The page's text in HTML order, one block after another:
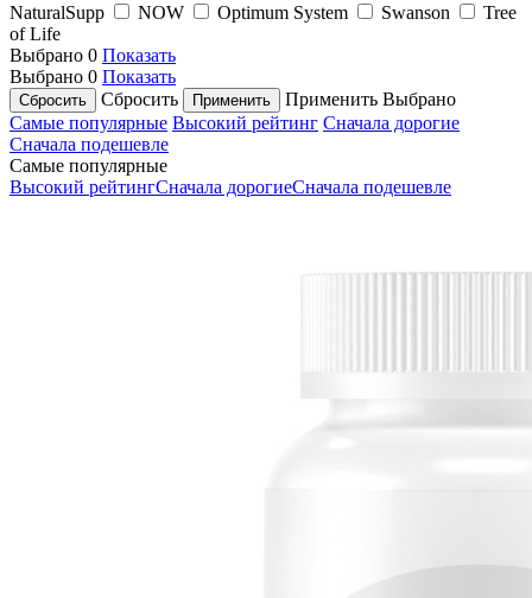
NaturalSupp
NOW Optimum System Swanson
Tree
of Life
Выбрано 0 Показать
Выбрано 0 Показать
Сбросить
Применить Выбрано
Самые популярные Высокий рейтинг Сначала дорогие
Сначала подешевле
Самые популярные
Высокий рейтингСначала дорогиеСначала подешевле